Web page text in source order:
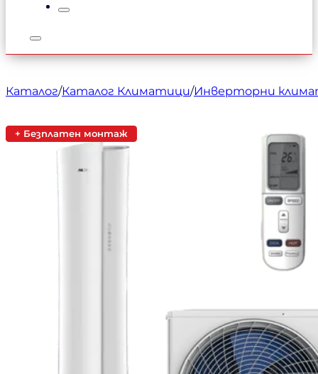
Каталог/Каталог Климатици/Инверторни
+ Безплатен монтаж